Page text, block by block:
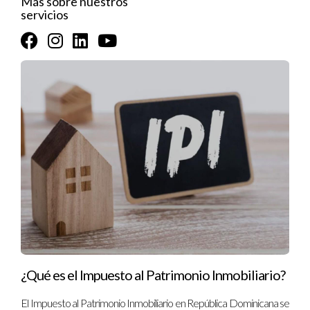
estabilidad a largo plazo.
Enfoque transparente y
compromiso con tu éxito
Más allá de los números, es
fundamental buscar una
oficina de corretaje que
ofrezca un enfoque inteligente
y transparente hacia la
compensación. Este capítulo
explorará la importancia de
políticas claras y un
servicios
¿Qué es el Impuesto al Patrimonio Inmobiliario?
El Impuesto al Patrimonio Inmobiliario en República Dominicana se